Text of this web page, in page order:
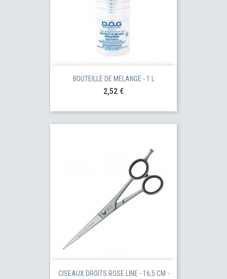
BOUTEILLE DE MELANGE - 1 L
Prix
2,52 €
CISEAUX DROITS ROSE LINE - 16,5 CM -